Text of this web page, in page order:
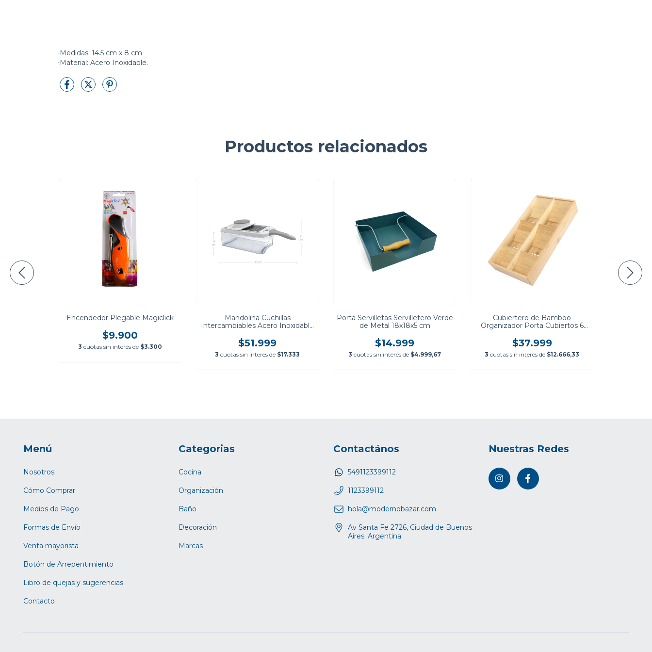
-Medidas: 14.5 cm x 8 cm
-Material: Acero Inoxidable.
Productos relacionados
Encendedor Plegable Magiclick
$9.900
3 cuotas sin interés de $3.300
Mandolina Cuchillas
Intercambiables Acero Inoxidable
$51.999
3 cuotas sin interés de $17.333
Porta Servilletas Servilletero Verde
de Metal 18x18x5 cm
$14.999
3 cuotas sin interés de $4.999,67
Cubiertero de Bamboo
Organizador Porta Cubiertos 6
$37.999
3 cuotas sin interés de $12.666,33
Menú
Nosotros
Cómo Comprar
Medios de Pago
Formas de Envío
Venta mayorista
Botón de Arrepentimiento
Libro de quejas y sugerencias
Contacto
Categorias
Cocina
Organización
Baño
Decoración
Marcas
Contactános
5491123399112
1123399112
hola@modernobazar.com
Av Santa Fe 2726, Ciudad de Buenos
Aires. Argentina
Nuestras Redes